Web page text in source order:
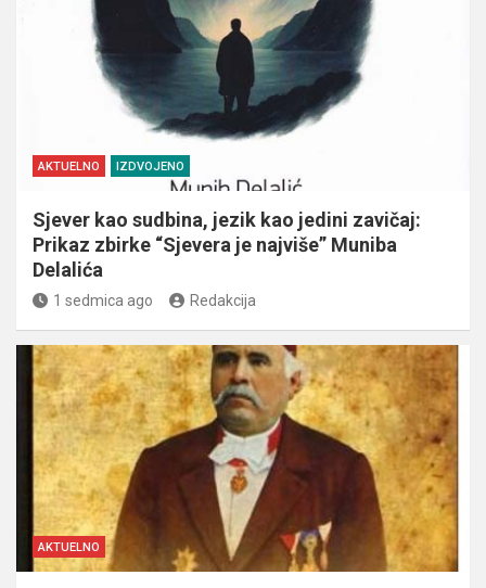
AKTUELNO IZDVOJENO
Sjever kao sudbina, jezik kao jedini zavičaj:
Prikaz zbirke “Sjevera je najviše” Muniba
Delalića
1 sedmica ago Redakcija
AKTUELNO